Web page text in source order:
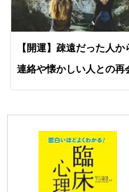
【開運】疎遠だった人か
連絡や懐かしい人との再